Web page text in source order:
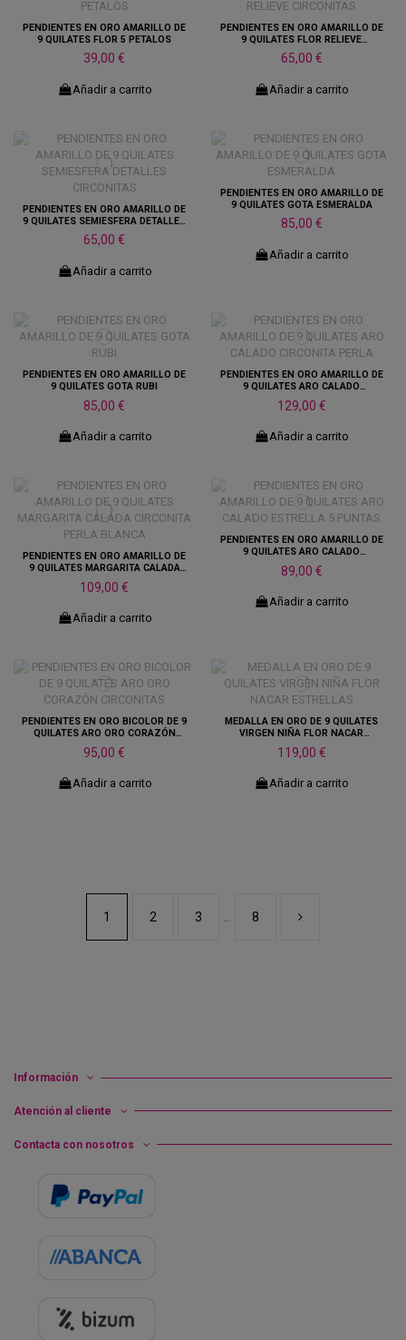
PENDIENTES EN ORO AMARILLO DE
9 QUILATES FLOR 5 PETALOS
39,00 €
Añadir a carrito
PENDIENTES EN ORO AMARILLO DE
9 QUILATES FLOR RELIEVE
CIRCONITAS
65,00 €
Añadir a carrito
PENDIENTES EN ORO AMARILLO DE
9 QUILATES SEMIESFERA DETALLES
CIRCONITAS
65,00 €
Añadir a carrito
PENDIENTES EN ORO AMARILLO DE
9 QUILATES GOTA ESMERALDA
85,00 €
Añadir a carrito
PENDIENTES EN ORO AMARILLO DE
9 QUILATES GOTA RUBI
85,00 €
Añadir a carrito
PENDIENTES EN ORO AMARILLO DE
9 QUILATES ARO CALADO
CIRCONITA PERLA
129,00 €
Añadir a carrito
PENDIENTES EN ORO AMARILLO DE
9 QUILATES MARGARITA CALADA
CIRCONITA PERLA BLANCA
109,00 €
Añadir a carrito
PENDIENTES EN ORO AMARILLO DE
9 QUILATES ARO CALADO
ESTRELLA 5 PUNTAS
89,00 €
Añadir a carrito
PENDIENTES EN ORO BICOLOR DE 9
QUILATES ARO ORO CORAZÓN
CIRCONITAS
95,00 €
Añadir a carrito
MEDALLA EN ORO DE 9 QUILATES
VIRGEN NIÑA FLOR NACAR
ESTRELLAS
119,00 €
Añadir a carrito
1 2 3 8
Información
Atención al cliente
Contacta con nosotros